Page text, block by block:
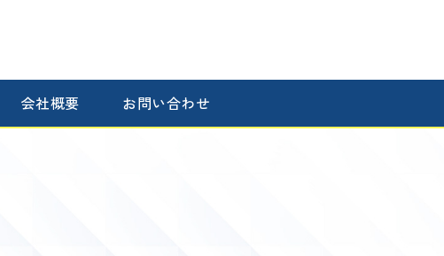
会社概要 お問い合わせ